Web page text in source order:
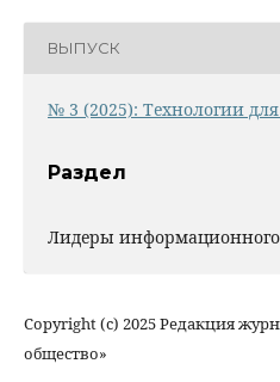
ВЫПУСК
№ 3 (2025): Технологии для
Раздел
Лидеры
Copyright (c) 2025 Редакция
общество»